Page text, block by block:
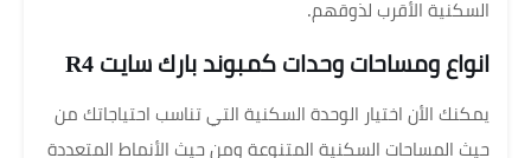
السكنية الأقرب لذوقهم.
انواع ومساحات وحدات كمبوند بارك سايت R4
يمكنك الأن اختيار الوحدة السكنية التي تناسب احتياجاتك من
حيث المساحات السكنية المتنوعة ومن حيث الأنماط المتعددة